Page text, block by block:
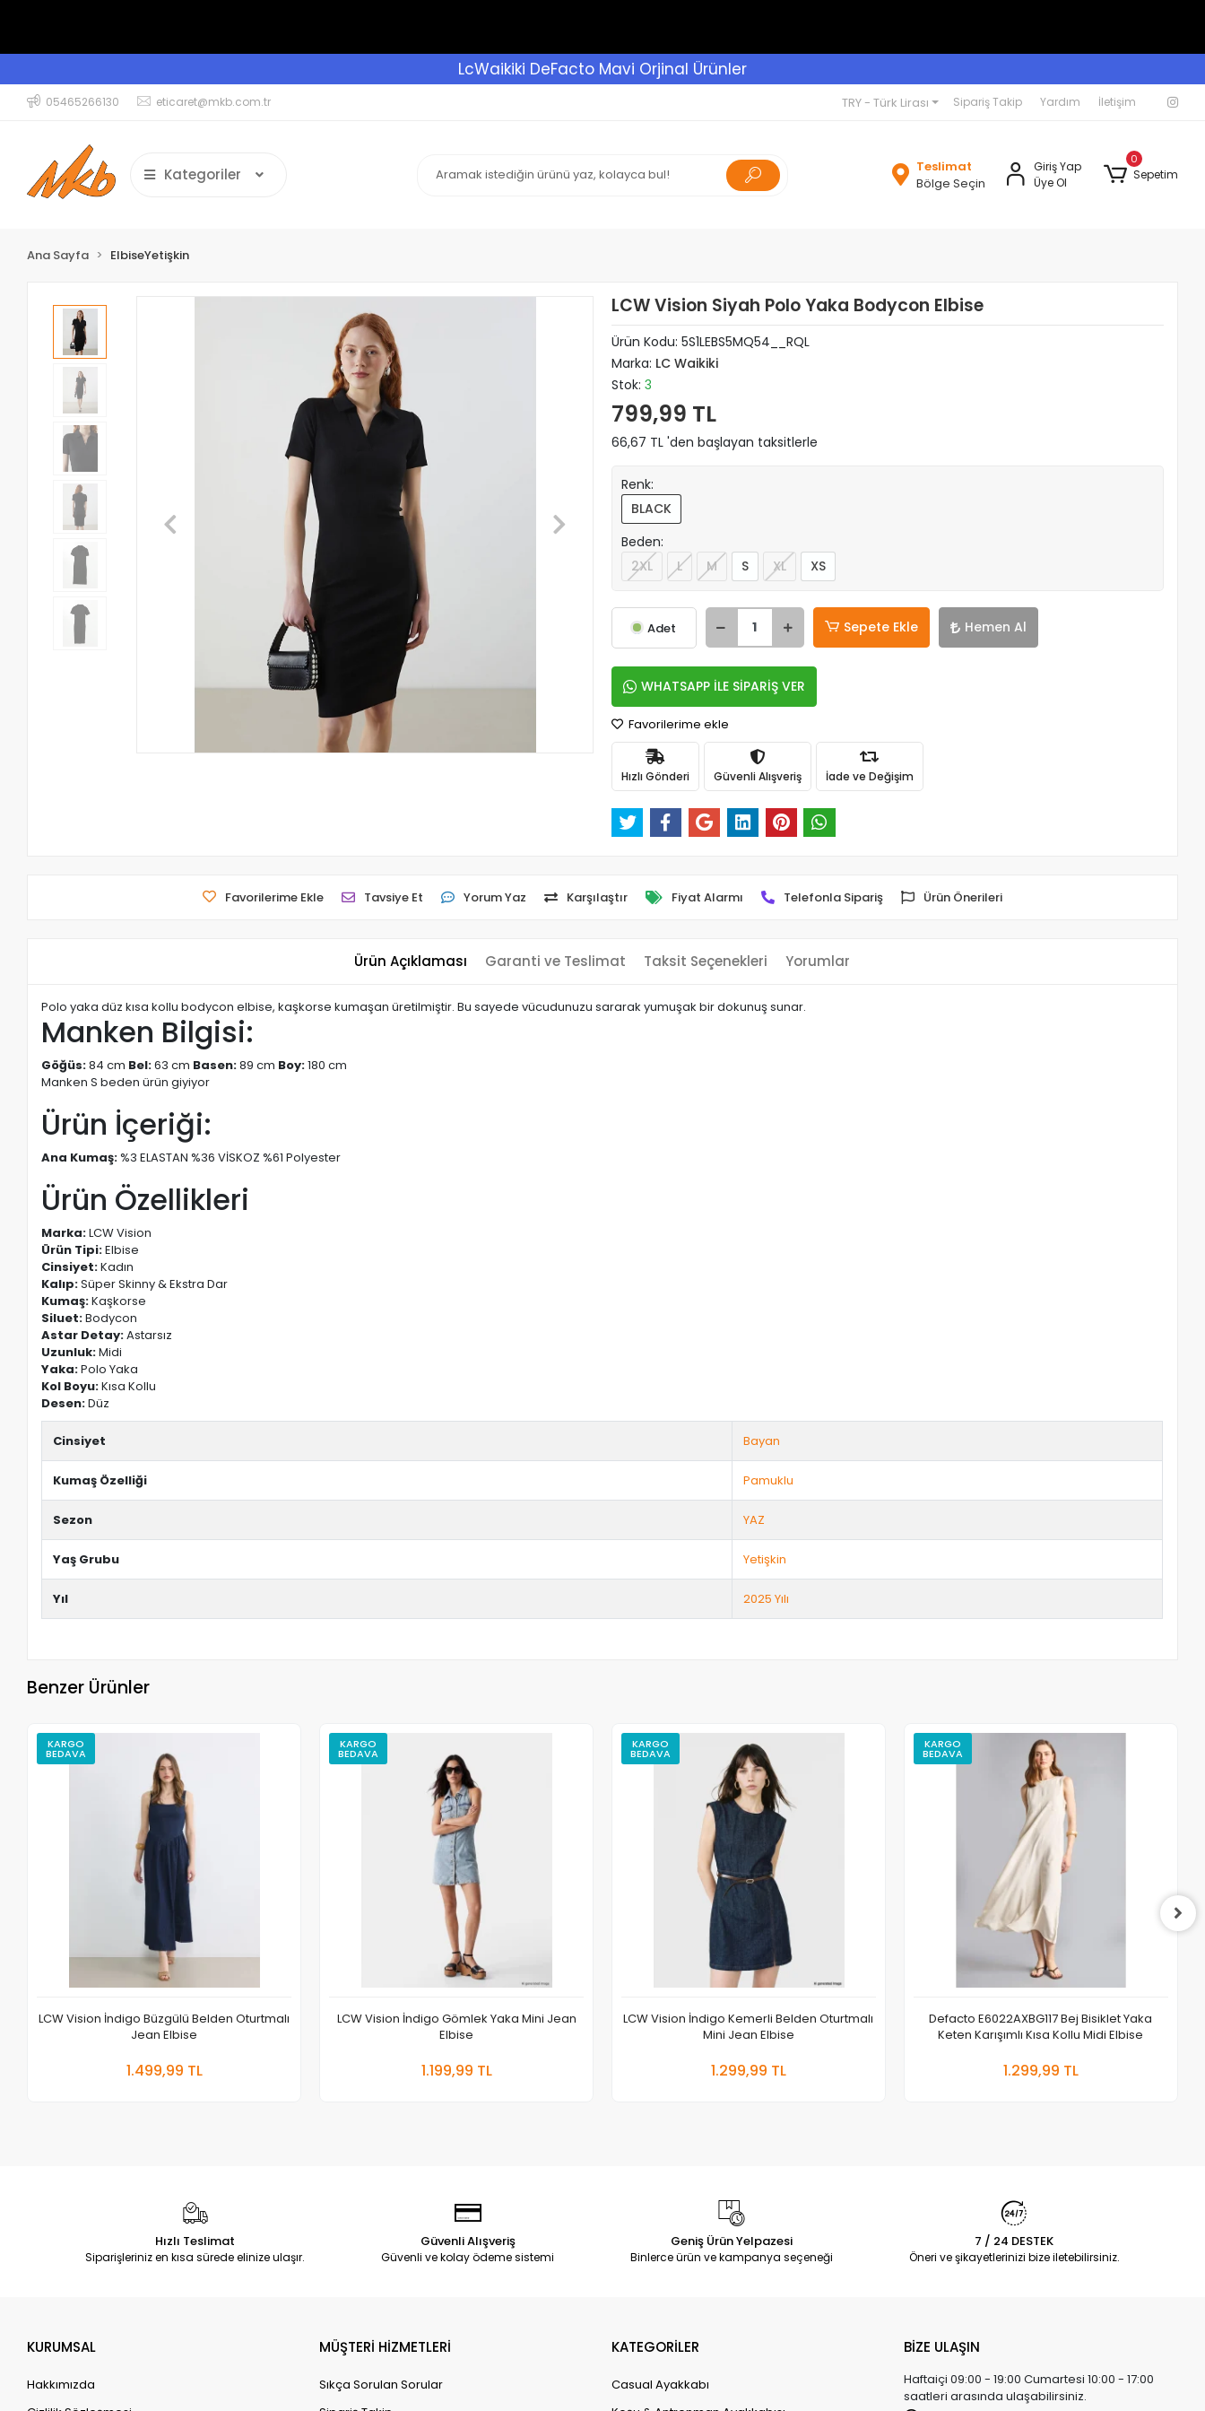
LcWaikiki DeFacto Mavi Orjinal Ürünler
05465266130 eticaret@mkb.com.tr TRY - Türk Lirası Sipariş Takip Yardım İletişim
Kategoriler
Teslimat
Bölge Seçin
Giriş Yap
Üye Ol
0
Sepetim
Ana Sayfa ElbiseYetişkin
LCW Vision Siyah Polo Yaka Bodycon Elbise
Ürün Kodu: 5S1LEBS5MQ54__RQL
Marka: LC Waikiki
Stok: 3
799,99 TL
66,67 TL 'den başlayan taksitlerle
Renk:
BLACK
Beden:
2XL
L M S XL XS
Adet Sepete Ekle Hemen Al
WHATSAPP İLE SİPARİŞ VER
Favorilerime ekle
Hızlı Gönderi Güvenli Alışveriş İade ve Değişim
Favorilerime Ekle Tavsiye Et Yorum Yaz Karşılaştır Fiyat Alarmı Telefonla Sipariş Ürün Önerileri
Ürün Açıklaması Garanti ve Teslimat Taksit Seçenekleri Yorumlar
Polo yaka düz kısa kollu bodycon elbise, kaşkorse kumaşan üretilmiştir. Bu sayede vücudunuzu sararak yumuşak bir dokunuş sunar.
Manken Bilgisi:
Göğüs:84 cm Bel:63 cm Basen:89 cm Boy:180 cm
Manken S beden ürün giyiyor
Ürün İçeriği:
Ana Kumaş: %3 ELASTAN %36 VİSKOZ %61 Polyester
Ürün Özellikleri
Marka:LCW Vision
Ürün Tipi:Elbise
Cinsiyet:Kadın
Kalıp:Süper Skinny & Ekstra Dar
Kumaş:Kaşkorse
Siluet:Bodycon
Astar Detay:Astarsız
Uzunluk:Midi
Yaka:Polo Yaka
Kol Boyu:Kısa Kollu
Desen:Düz
Cinsiyet Bayan
Kumaş Özelliği Pamuklu
Sezon YAZ
Yaş Grubu Yetişkin
Yıl 2025 Yılı
Benzer Ürünler
KARGO
BEDAVA
LCW Vision İndigo Büzgülü Belden Oturtmalı
Jean Elbise
1.499,99 TL
KARGO
BEDAVA
LCW Vision İndigo Gömlek Yaka Mini Jean
Elbise
1.199,99 TL
KARGO
BEDAVA
LCW Vision İndigo Kemerli Belden Oturtmalı
Mini Jean Elbise
1.299,99 TL
KARGO
BEDAVA
Defacto E6022AXBG117 Bej Bisiklet Yaka
Keten Karışımlı Kısa Kollu Midi Elbise
1.299,99 TL
Hızlı Teslimat
Siparişleriniz en kısa sürede elinize ulaşır.
Güvenli Alışveriş
Güvenli ve kolay ödeme sistemi
Geniş Ürün Yelpazesi
Binlerce ürün ve kampanya seçeneği
7 / 24 DESTEK
Öneri ve şikayetlerinizi bize iletebilirsiniz.
KURUMSAL
Hakkımızda
MÜŞTERİ HİZMETLERİ
Sıkça Sorulan Sorular
KATEGORİLER
Casual Ayakkabı
BİZE ULAŞIN
Haftaiçi 09:00 - 19:00 Cumartesi 10:00 - 17:00
saatleri arasında ulaşabilirsiniz.